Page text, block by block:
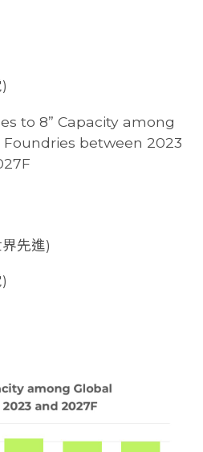
to 8” Capacity among
Foundries between 2023
先進)